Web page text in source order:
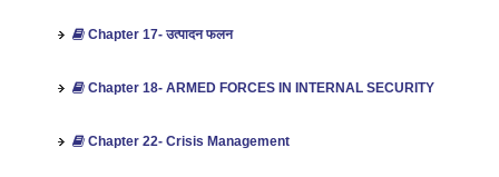
Chapter 17- उत्‍पादन फलन
Chapter 18- ARMED FORCES IN INTERNAL SECURITY
Chapter 22- Crisis Management